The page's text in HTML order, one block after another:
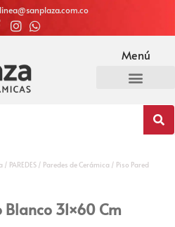
Menú
/ PAREDES / Paredes de Cerámica / Piso Pared
31×60 Cm